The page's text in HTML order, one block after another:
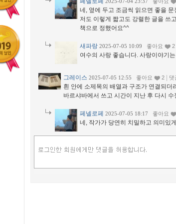
2025-07-04 23:37 좋아요
네, 옆에 두고 조금씩 읽으면 좋을
저도 이렇게 짧고도 강렬한 글을 쓰
책으로 정했어요^^
새파랑 2025-07-05 10:09 좋아요 2
여수의 사랑 좋습니다. 사랑이야기
그레이스 2025-07-05 12:55 좋아요 2 댓
흰 안에 소제목의 배열과 구조가 연결되더
바르샤바에서 쓰고 시간이 지난 후 다시
페넬로페 2025-07-05 18:17 좋아요
네, 작가가 당연히 치밀하고 의미있